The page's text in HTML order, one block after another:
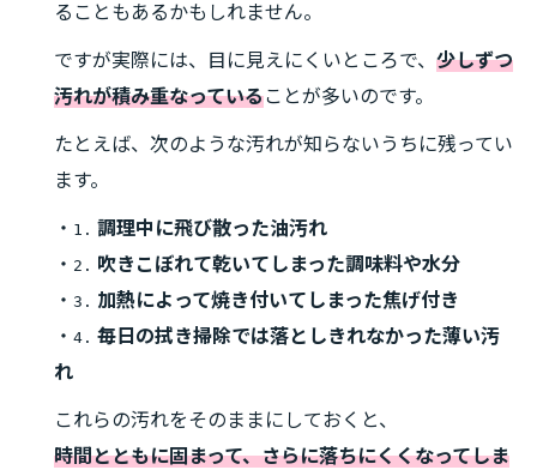
ることもあるかもしれません。
ですが実際には、目に見えにくいところで、 少しずつ
汚れが積み重なっていることが多いのです。
たとえば、次のような汚れが知らないうちに残ってい
ます。
・ 1. 調理中に飛び散った油汚れ
・ 2. 吹きこぼれて乾いてしまった調味料や水分
・ 3. 加熱によって焼き付いてしまった焦げ付き
・ 4. 毎日の拭き掃除では落としきれなかった薄い汚
れ
これらの汚れをそのままにしておくと、
時間とともに固まって、さらに落ちにくくなってしま